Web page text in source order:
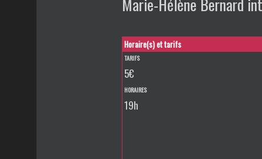
Horaire(s) et tarifs
TARIFS
5€
HORAIRES
19h